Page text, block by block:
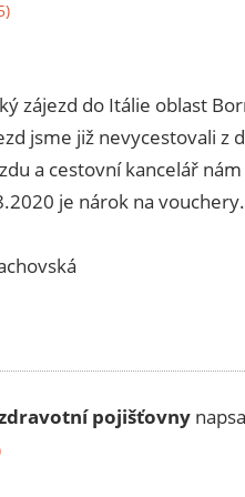
zájezd do Itálie oblast
jsme již nevycestovali
a cestovní kancelář
je nárok na
pojišťovny